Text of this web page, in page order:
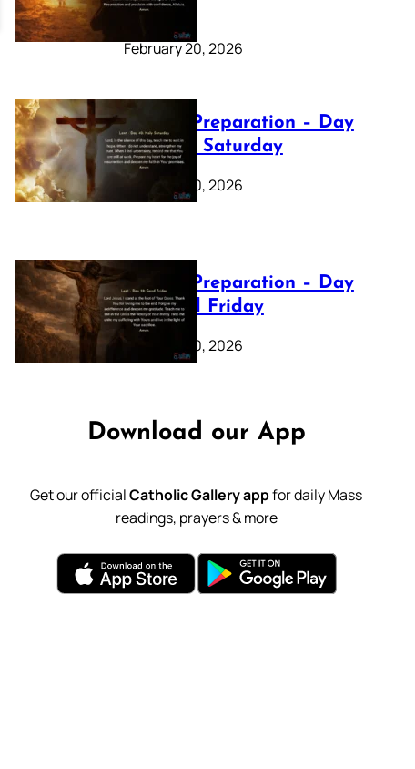
Sunday
February 20, 2026
Lenten Preparation – Day
40: Holy Saturday
February 20, 2026
Lenten Preparation – Day
39: Good Friday
February 20, 2026
Download our App
Get our officialCatholic Gallery appfor daily Mass
readings, prayers & more